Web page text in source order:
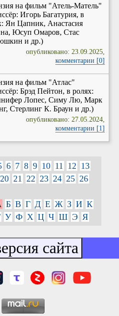
на фильм "Атель-Матель"
Игорь Багатурия, в
Ян Цапник, Анастасия
Юсуп Омаров, Стас
и др.)
опубликовано: 23.09.2025,
комментарии [0]
на фильм "Атлас"
Брэд Пейтон, в ролях:
Лопес, Симу Лю, Марк
Стерлинг К. Браун и др.)
опубликовано: 27.05.2024,
комментарии [1]
6 7 8 9 10 11 12 13
20 21 22 23 24 25 26
Б В Г Д Е Ж З И К
У Ф Х Ц Ч Ш Э Я